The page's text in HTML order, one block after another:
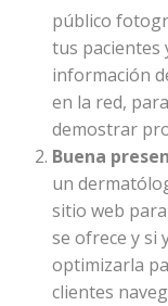
público
tus pacientes
información
en la red,
demostrar
Buena
un
sitio web
se ofrece y si
optimizarla
clientes